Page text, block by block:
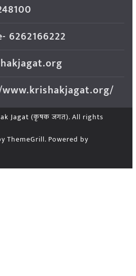
6262166222
Jagat (कृषक जगत). All rights
ThemeGrill. Powered by